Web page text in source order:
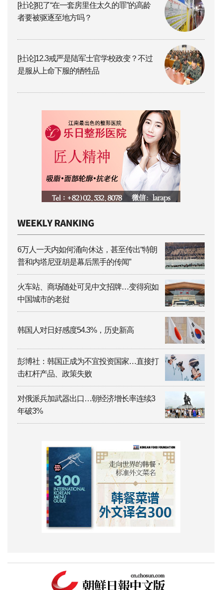
[社论]犯了“在一套房里住太久的罪”的高龄
者要被驱逐至地方吗？
[社论]12.3戒严是陆军士官学校政变？不过
是服从上命下服的牺牲品
6万人一天内如何涌向休达，甚至传出“特朗
普和内塔尼亚胡是幕后黑手的传闻”
火车站、商场随处可见中文招牌…变得宛如
中国城市的老挝
韩国人对日好感度54.3%，历史新高
彭博社：韩国正成为不宜投资国家…直接打
击杠杆产品、政策失败
对俄派兵加武器出口…朝经济增长率连续3
年破3%